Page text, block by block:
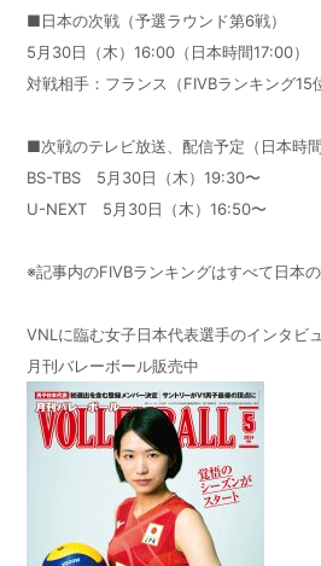
■日本の次戦（予選ラウンド第6戦）
5月30日（木）16:00（日本時間17:00）
対戦相手：フランス（FIVBランキング15
■次戦のテレビ放送、配信予定（日本時間
BS-TBS 5月30日（木）19:30〜
U-NEXT 5月30日（木）16:50〜
※記事内のFIVBランキングはすべて日本
VNLに臨む女子日本代表選手のインタビ
月刊バレーボール販売中